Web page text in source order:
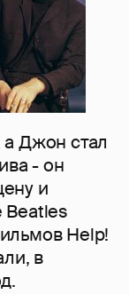
а Джон стал
- он
и
Beatles
Help!
в